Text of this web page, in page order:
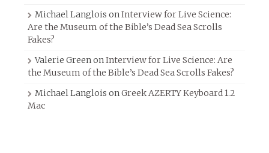
Michael Langlois onInterview for Live Science:
Are the Museum of the Bible’s Dead Sea Scrolls
Fakes?
Valerie GreenonInterview for Live Science: Are
the Museum of the Bible’s Dead Sea Scrolls Fakes?
Michael Langlois onGreek AZERTY Keyboard 1.2
Mac